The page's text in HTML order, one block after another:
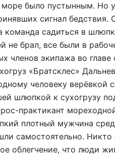
море было пустынным. Но
сигнал
команда садиться в
не брал, все были в
членов экипажа во
«Братсклес»
человеку
шлюпкой к сухогрузу
практикант
плотный мужчина
самостоятельно. Никто
облегчение, что люди